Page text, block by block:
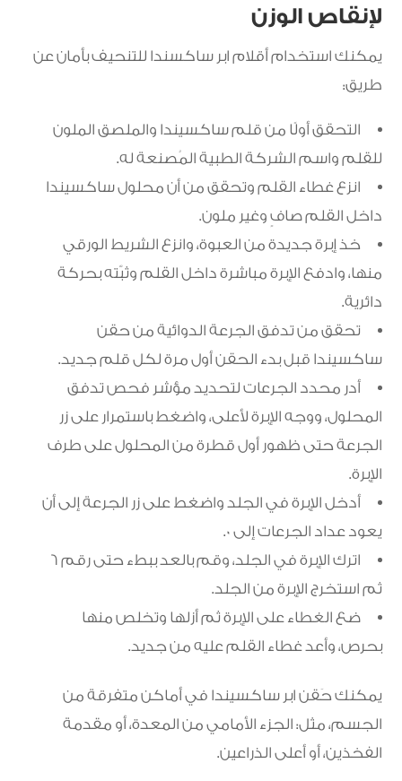
لإنقاص الوزن
يمكنك استخدام أقلام ابر ساكسندا للتنحيف بأمان عن
طريق:
التحقق أولًا من قلم ساكسيندا والملصق الملون
للقلم واسم الشركة الطبية المُصنعة له.
انزع غطاء القلم وتحقق من أن محلول ساكسيندا
داخل القلم صافٍ وغير ملون.
خذ إبرة جديدة من العبوة، وانزع الشريط الورقي
منها، وادفع الإبرة مباشرة داخل القلم وثبّته بحركة
دائرية.
تحقق من تدفق الجرعة الدوائية من حقن
ساكسيندا قبل بدء الحقن أول مرة لكل قلم جديد.
أدر محدد الجرعات لتحديد مؤشر فحص تدفق
المحلول، ووجه الإبرة لأعلى، واضغط باستمرار على زر
الجرعة حتى ظهور أول قطرة من المحلول على طرف
الإبرة.
أدخل الإبرة في الجلد واضغط على زر الجرعة إلى أن
يعود عداد الجرعات إلى 0.
اترك الإبرة في الجلد، وقم بالعد ببطء حتى رقم 6
ثم استخرج الإبرة من الجلد.
ضع الغطاء على الإبرة ثم أزلها وتخلص منها
بحرص، وأعد غطاء القلم عليه من جديد.
يمكنك حَقن ابر ساكسيندا في أماكن متفرقة من
الجسم، مثل: الجزء الأمامي من المعدة، أو مقدمة
الفخذين، أو أعلى الذراعين.